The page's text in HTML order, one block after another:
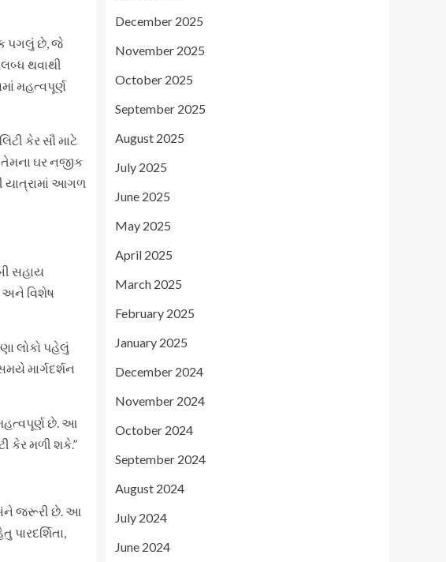
પગલું છે, જે
થવાથી
મહત્વપૂર્ણ
કેર સૌ માટે
ઘર નજીક
યાત્રામાં આગળ
સહાય
અને વિશેષ
લોકો પહેલું
માર્ગદર્શન
છે. આ
કેર મળી શકે.”
બંને જરૂરી છે. આ
December 2025
November 2025
October 2025
September 2025
August 2025
July 2025
June 2025
May 2025
April 2025
March 2025
February 2025
January 2025
December 2024
November 2024
October 2024
September 2024
August 2024
July 2024
June 2024